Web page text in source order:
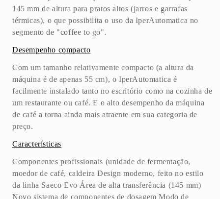
145 mm de altura para pratos altos (jarros e garrafas
térmicas), o que possibilita o uso da IperAutomatica no
segmento de "coffee to go".
Desempenho compacto
Com um tamanho relativamente compacto (a altura da
máquina é de apenas 55 cm), o IperAutomatica é
facilmente instalado tanto no escritório como na cozinha de
um restaurante ou café. E o alto desempenho da máquina
de café a torna ainda mais atraente em sua categoria de
preço.
Características
Componentes profissionais (unidade de fermentação,
moedor de café, caldeira Design moderno, feito no estilo
da linha Saeco Evo Área de alta transferência (145 mm)
Novo sistema de componentes de dosagem Modo de